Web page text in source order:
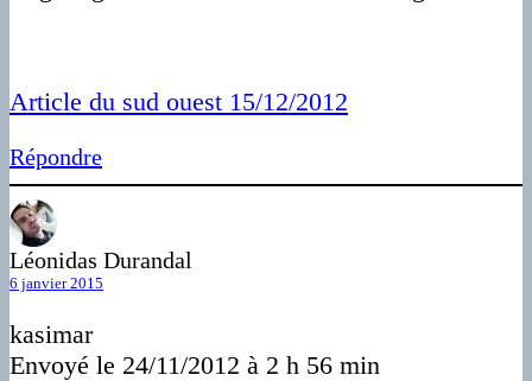
Article du sud ouest 15/12/2012
Répondre
Léonidas Durandal
6 janvier 2015
kasimar
Envoyé le 24/11/2012 à 2 h 56 min